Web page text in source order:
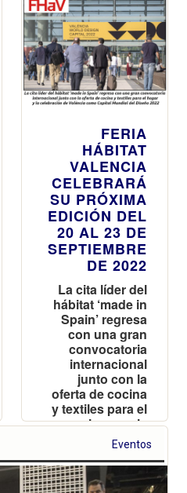
FERIA
HÁBITAT
VALENCIA
CELEBRARÁ
SU PRÓXIMA
EDICIÓN DEL
20 AL 23 DE
SEPTIEMBRE
DE 2022
La cita líder del
hábitat ‘made in
Spain’ regresa
con una gran
convocatoria
internacional
junto con la
oferta de cocina
y textiles para el
hogar y la
celebración de
València como
Capital Mundial
del Diseño 2022
Eventos